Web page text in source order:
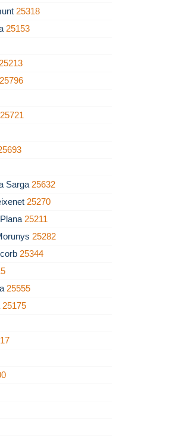
25318
25153
25213
25796
25721
Sarga 25632
25270
25211
25282
25344
25555
25175